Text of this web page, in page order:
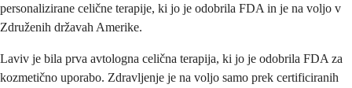
personalizirane celične terapije, ki jo je odobrila FDA in je na voljo v
Združenih državah Amerike.
Laviv je bila prva avtologna celična terapija, ki jo je odobrila FDA za
kozmetično uporabo. Zdravljenje je na voljo samo prek certificiranih